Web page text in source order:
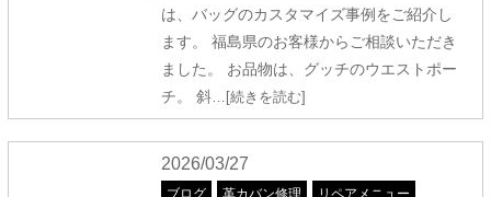
は、バッグのカスタマイズ事例をご紹介し
ます。 福島県のお客様からご相談いただき
ました。 お品物は、グッチのウエストポー
チ。 斜…[続きを読む]
2026/03/27
ブログ 革カバン修理 リペアメニュー